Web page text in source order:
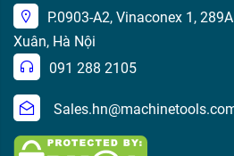
P.0903-A2, Vinaconex 1,
Xuân, Hà Nội
091 288 2105